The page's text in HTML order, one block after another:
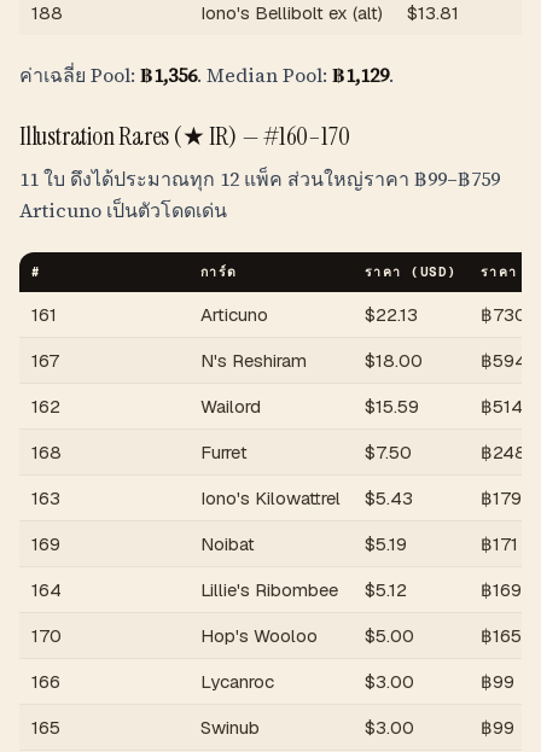
188
Iono's Bellibolt ex (alt) $13.81
ค่าเฉลี่ย Pool: ฿1,356. Median Pool: ฿1,129.
Illustration Rares (★ IR) — #160–170
11 ใบ ดึงได้ประมาณทุก 12 แพ็ค ส่วนใหญ่ราคา ฿99–฿759
Articuno เป็นตัวโดดเด่น
# การ์ด ราคา (USD) ราคา (
161 Articuno $22.13 ฿730
167
N's Reshiram $18.00 ฿594
162
Wailord $15.59 ฿514
168
Furret $7.50 ฿248
163
Iono's Kilowattrel $5.43 ฿179
169
Noibat $5.19 ฿171
164
Lillie's Ribombee $5.12 ฿169
170
Hop's Wooloo $5.00 ฿165
166
Lycanroc $3.00 ฿99
165
Swinub $3.00 ฿99